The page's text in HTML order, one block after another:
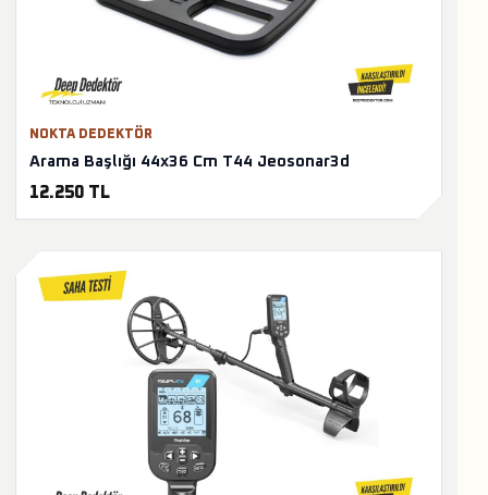
NOKTA DEDEKTÖR
Arama Başlığı 44x36 Cm T44 Jeosonar3d
12.250 TL